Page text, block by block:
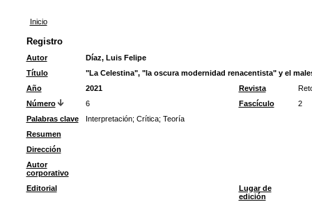
Inicio
Registro
Autor
Díaz, Luis Felipe
Título
"La Celestina", "la oscura modernidad renacentista" y el
Año
2021 Revista
Número
6 Fascículo
2
Palabras clave
Interpretación; Crítica; Teoría
Resumen
Dirección
Autor
corporativo
Editorial
Lugar de
edición